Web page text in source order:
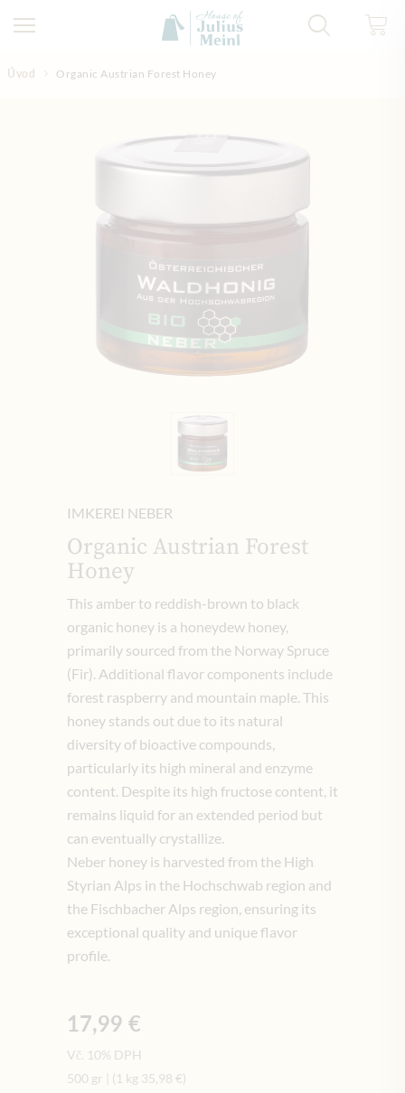
Úvod Organic Austrian Forest Honey
IMKEREI NEBER
Organic Austrian Forest
Honey
This amber to reddish-brown to black
organic honey is a honeydew honey,
primarily sourced from the Norway Spruce
(Fir). Additional flavor components include
forest raspberry and mountain maple. This
honey stands out due to its natural
diversity of bioactive compounds,
particularly its high mineral and enzyme
content. Despite its high fructose content, it
remains liquid for an extended period but
can eventually crystallize.
Neber honey is harvested from the High
Styrian Alps in the Hochschwab region and
the Fischbacher Alps region, ensuring its
exceptional quality and unique flavor
profile.
17,99 €
Vč. 10% DPH
500 gr
(1 kg 35,98 €)